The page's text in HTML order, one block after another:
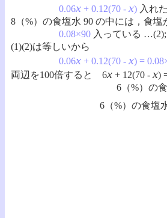
0.06x + 0.12(70 - x) 入れ
8（%）の食塩水 90 の中には，食塩
0.08×90 入っている …(2);
(1)(2)は等しいから
0.06x + 0.12(70 - x) =
両辺を100倍すると
6x + 12(70 - x)
6（%）の
6（%）の食塩